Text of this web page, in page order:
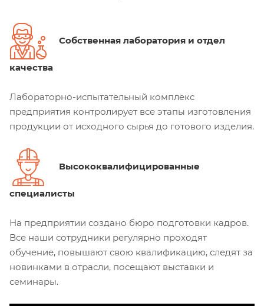
Собственная лаборатория и отдел
качества
Лабораторно-испытательный комплекс
предприятия контролирует все этапы изготовления
продукции от исходного сырья до готового изделия.
Высококвалифицированные
специалисты
На предприятии создано бюро подготовки кадров.
Все наши сотрудники регулярно проходят
обучение, повышают свою квалификацию, следят за
новинками в отрасли, посещают выставки и
семинары.